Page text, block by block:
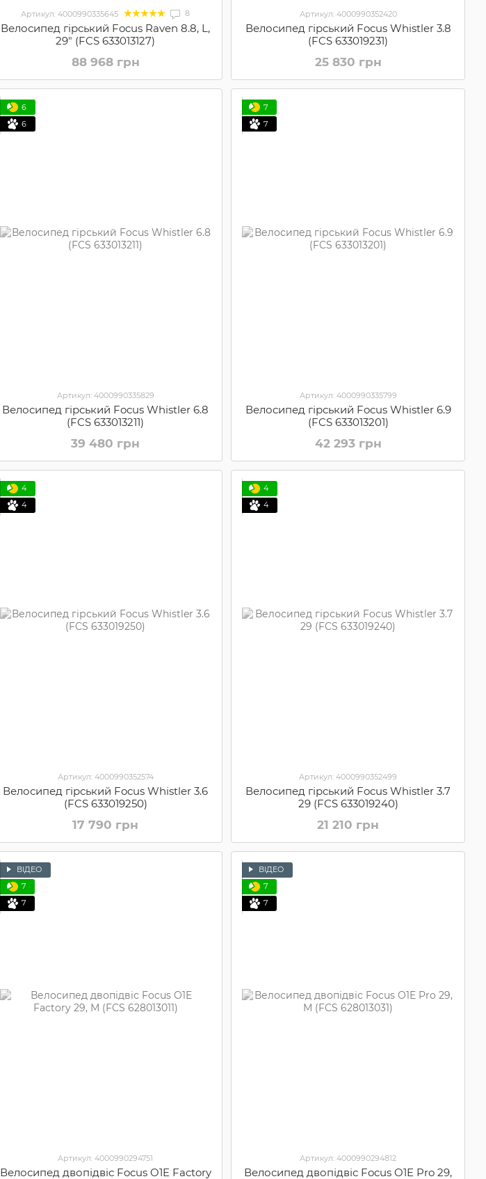
Артикул: 4000990335645 8
Велосипед гірський Focus Raven 8.8, L,
29" (FCS 633013127)
88 968 грн
Артикул: 4000990352420
Велосипед гірський Focus Whistler 3.8
(FCS 633019231)
25 830 грн
6
6
Артикул: 4000990335829
Велосипед гірський Focus Whistler 6.8
(FCS 633013211)
39 480 грн
7
7
Артикул: 4000990335799
Велосипед гірський Focus Whistler 6.9
(FCS 633013201)
42 293 грн
4
4
Артикул: 4000990352574
Велосипед гірський Focus Whistler 3.6
(FCS 633019250)
17 790 грн
4
4
Артикул: 4000990352499
Велосипед гірський Focus Whistler 3.7
29 (FCS 633019240)
21 210 грн
ВІДЕО
7
7
Артикул: 4000990294751
Велосипед двопідвіс Focus O1E Factory
ВІДЕО
7
7
Артикул: 4000990294812
Велосипед двопідвіс Focus O1E Pro 29,